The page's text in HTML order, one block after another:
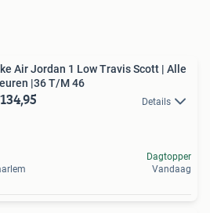
Air Jordan 1 Low Travis Scott | Alle
|36 T/M 46
Details
Dagtopper
Vandaag